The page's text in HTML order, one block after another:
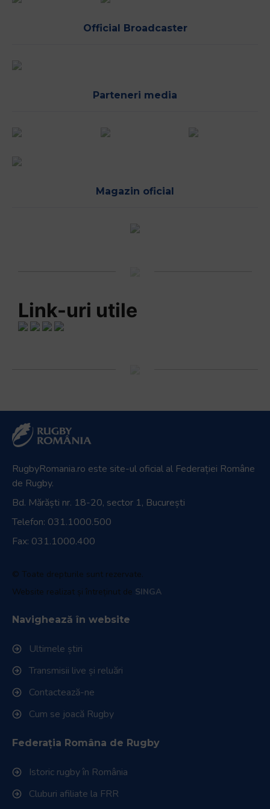
Official Broadcaster
Parteneri media
Magazin oficial
Link-uri utile
RugbyRomania.ro este site-ul oficial al Federației Române
de Rugby.
Bd. Mărăști nr. 18-20, sector 1, București
Telefon: 031.1000.500
Fax: 031.1000.400
© Toate drepturile sunt rezervate.
Website realizat și întreținut de SINGA
Navighează în website
Ultimele știri
Transmisii live și reluări
Contactează-ne
Cum se joacă Rugby
Federația Româna de Rugby
Istoric rugby în România
Cluburi afiliate la FRR